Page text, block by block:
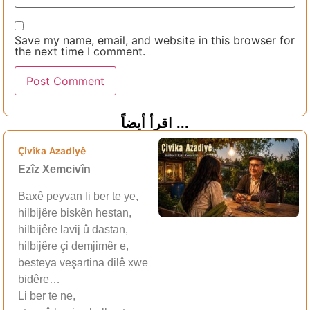
Save my name, email, and website in this browser for
the next time I comment.
اقرأ أيضاً ...
Çivîka Azadiyê
Ezîz Xemcivîn
Baxê peyvan li ber te ye,
hilbijêre biskên hestan,
hilbijêre lavij û dastan,
hilbijêre çi demjimêr e,
besteya veşartina dilê xwe
bidêre…
Li ber te ne,